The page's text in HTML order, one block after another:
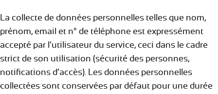
La collecte de données personnelles telles que nom,
prénom, email et n° de téléphone est expressément
accepté par l’utilisateur du service, ceci dans le cadre
strict de son utilisation (sécurité des personnes,
notifications d’accès). Les données personnelles
collectées sont conservées par défaut pour une durée